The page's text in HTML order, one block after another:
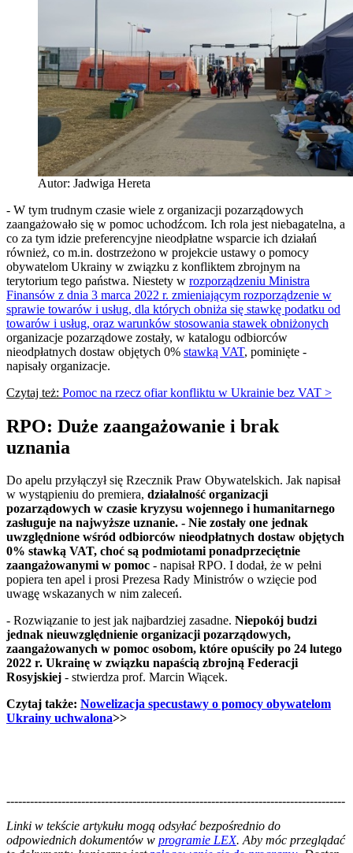
Autor: Jadwiga Hereta
- W tym trudnym czasie wiele z organizacji pozarządowych
zaangażowało się w pomoc uchodźcom. Ich rola jest niebagatelna, a
co za tym idzie preferencyjne nieodpłatne wsparcie ich działań
również, co m.in. dostrzeżono w projekcie ustawy o pomocy
obywatelom Ukrainy w związku z konfliktem zbrojnym na
terytorium tego państwa. Niestety w rozporządzeniu Ministra
Finansów z dnia 3 marca 2022 r. zmieniającym rozporządzenie w
sprawie towarów i usług, dla których obniża się stawkę podatku od
towarów i usług, oraz warunków stosowania stawek obniżonych
organizacje pozarządowe zostały, w katalogu odbiorców
nieodpłatnych dostaw objętych 0% stawką VAT, pominięte -
napisały organizacje.
Czytaj też: Pomoc na rzecz ofiar konfliktu w Ukrainie bez VAT >
RPO: Duże zaangażowanie i brak
uznania
Do apelu przyłączył się Rzecznik Praw Obywatelskich. Jak napisał
w wystąpieniu do premiera, działalność organizacji
pozarządowych w czasie kryzysu wojennego i humanitarnego
zasługuje na najwyższe uznanie. - Nie zostały one jednak
uwzględnione wśród odbiorców nieodpłatnych dostaw objętych
0% stawką VAT, choć są podmiotami ponadprzeciętnie
zaangażowanymi w pomoc - napisał RPO. I dodał, że w pełni
popiera ten apel i prosi Prezesa Rady Ministrów o wzięcie pod
uwagę wskazanych w nim zaleceń.
- Rozwiązanie to jest jak najbardziej zasadne. Niepokój budzi
jednak nieuwzględnienie organizacji pozarządowych,
zaangażowanych w pomoc osobom, które opuściły po 24 lutego
2022 r. Ukrainę w związku napaścią zbrojną Federacji
Rosyjskiej - stwierdza prof. Marcin Wiącek.
Czytaj także: Nowelizacja specustawy o pomocy obywatelom
Ukrainy uchwalona>>
--------------------------------------------------------------------------------------
Linki w tekście artykułu mogą odsyłać bezpośrednio do
odpowiednich dokumentów w programie LEX. Aby móc przeglądać